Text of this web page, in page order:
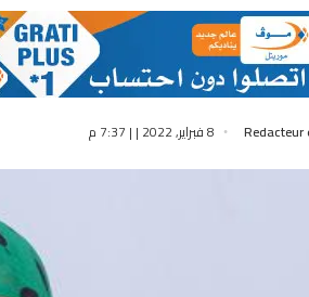
Redacteur 8 فبراير, 2022 | | 7:37 م